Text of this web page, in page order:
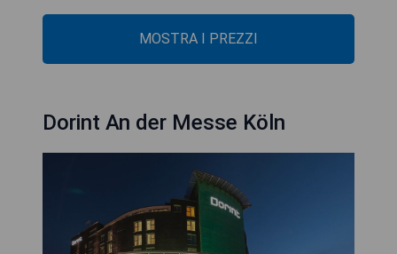
MOSTRA I PREZZI
Dorint An der Messe Köln